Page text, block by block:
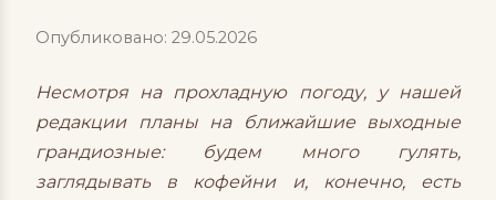
Опубликовано: 29.05.2026
Несмотря на прохладную погоду, у нашей
редакции планы на ближайшие выходные
грандиозные: будем много гулять,
заглядывать в кофейни и, конечно, есть